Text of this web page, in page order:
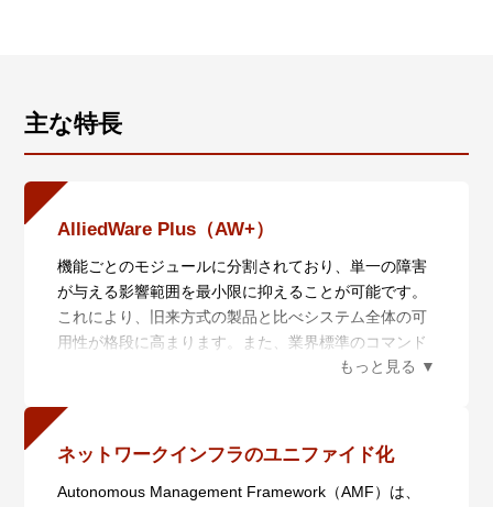
主な特長
AlliedWare Plus（AW+）
機能ごとのモジュールに分割されており、単一の障害
が与える影響範囲を最小限に抑えることが可能です。
これにより、旧来方式の製品と比べシステム全体の可
用性が格段に高まります。また、業界標準のコマンド
体系に準拠し、他社製品からの移行においても、エン
とができます。
ネットワークインフラのユニファイド化
Autonomous Management Framework（AMF）は、